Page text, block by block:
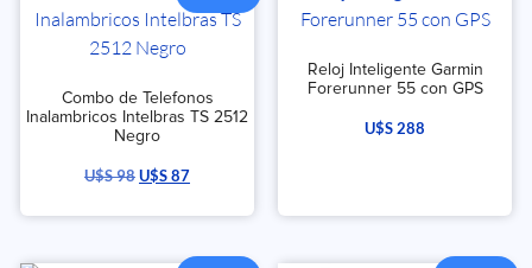
Combo de Telefonos
Inalambricos Intelbras TS 2512
Negro
U$S98U$S87
Reloj Inteligente Garmin
Forerunner 55 con GPS
U$S288